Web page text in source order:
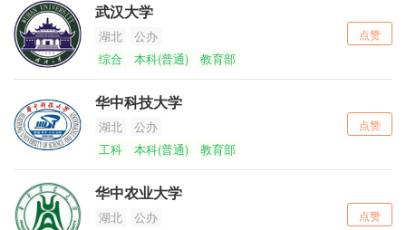
武汉大学
湖北
公办
综合
本科(普通) 教育部
点赞
华中科技大学
湖北
公办
工科
本科(普通) 教育部
点赞
华中农业大学
湖北
公办
点赞